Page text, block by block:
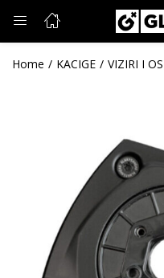
PRIJAVA
Zapamti me
Home KACIGE VIZIRI I